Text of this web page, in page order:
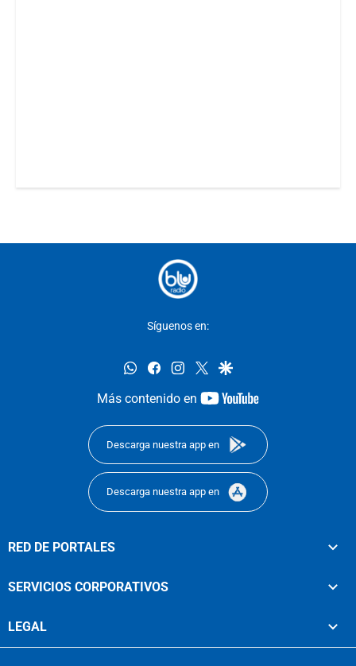
Síguenos en:
whatsappfacebookinstagram
twittergoogle
Más contenido en
youtube-
Descarga nuestra app en
Descarga nuestra app en
RED DE PORTALES
SERVICIOS CORPORATIVOS
LEGAL